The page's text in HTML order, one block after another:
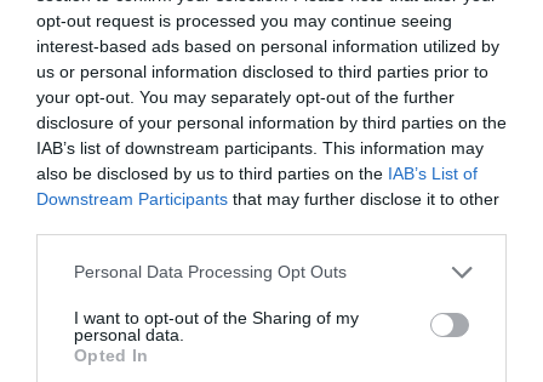
opt-out request is processed you may continue seeing
interest-based ads based on personal information utilized by
us or personal information disclosed to third parties prior to
your opt-out. You may separately opt-out of the further
disclosure of your personal information by third parties on the
IAB’s list of downstream participants. This information may
also be disclosed by us to third parties on the IAB’s List of
Downstream Participants that may further disclose it to other
Please note that this website/app uses one or more Google
not limited to your visit or usage behaviour. You may click to
grant or deny consent to Google and its third-party tags to
use your data for below specified purposes in below Google
Personal Data Processing Opt Outs
I want to opt-out of the Sharing of my
personal data.
Opted In